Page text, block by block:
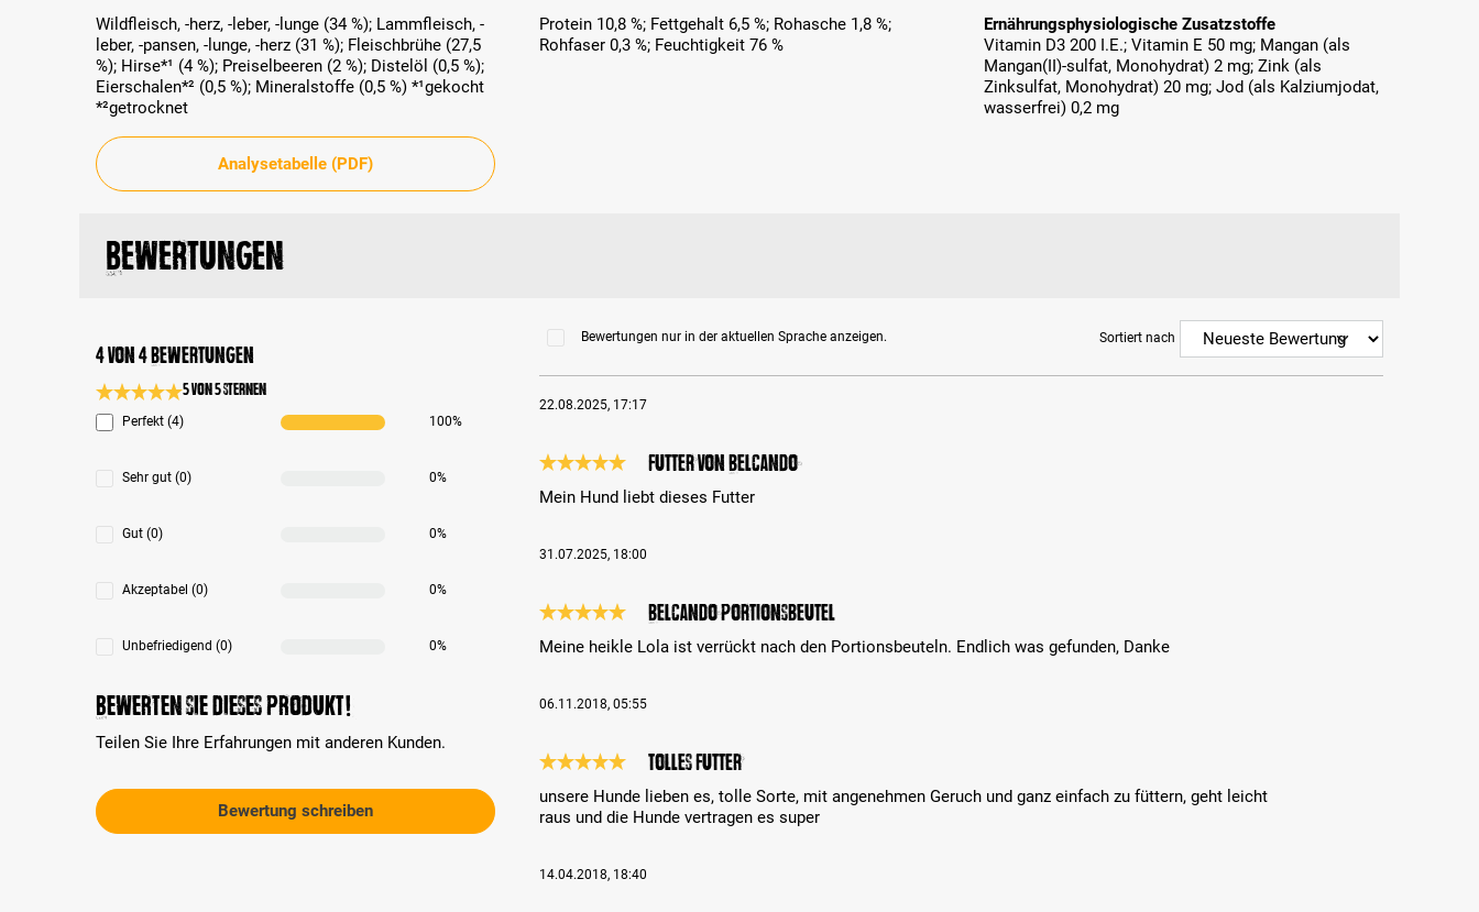
Wildfleisch, -herz, -leber, -lunge (34 %); Lammfleisch, -
leber, -pansen, -lunge, -herz (31 %); Fleischbrühe (27,5
%); Hirse*¹ (4 %); Preiselbeeren (2 %); Distelöl (0,5 %);
Eierschalen*² (0,5 %); Mineralstoffe (0,5 %) *¹gekocht
*²getrocknet
Protein 10,8 %; Fettgehalt 6,5 %; Rohasche 1,8 %;
Rohfaser 0,3 %; Feuchtigkeit 76 %
Ernährungsphysiologische Zusatzstoffe
Vitamin D3 200 I.E.; Vitamin E 50 mg; Mangan (als
Mangan(II)-sulfat, Monohydrat) 2 mg; Zink (als
Zinksulfat, Monohydrat) 20 mg; Jod (als Kalziumjodat,
wasserfrei) 0,2 mg
Analysetabelle (PDF)
Bewertungen
4 von 4 Bewertungen
Durchschnittliche Bewertung 5 von 5 Sternen
5 von 5 Sternen
Perfekt (4) 100%
Sehr gut (0) 0%
Gut (0) 0%
Akzeptabel (0) 0%
Unbefriedigend (0) 0%
Bewerten Sie dieses Produkt!
Teilen Sie Ihre Erfahrungen mit anderen Kunden.
Bewertung schreiben
Bewertungen nur in der aktuellen Sprache anzeigen. Sortiert nach
22.08.2025, 17:17
Futter von Belcando
Mein Hund liebt dieses Futter
31.07.2025, 18:00
Belcando Portionsbeutel
Meine heikle Lola ist verrückt nach den Portionsbeuteln. Endlich was gefunden, Danke
06.11.2018, 05:55
tolles Futter
unsere Hunde lieben es, tolle Sorte, mit angenehmen Geruch und ganz einfach zu füttern, geht leicht
raus und die Hunde vertragen es super
14.04.2018, 18:40